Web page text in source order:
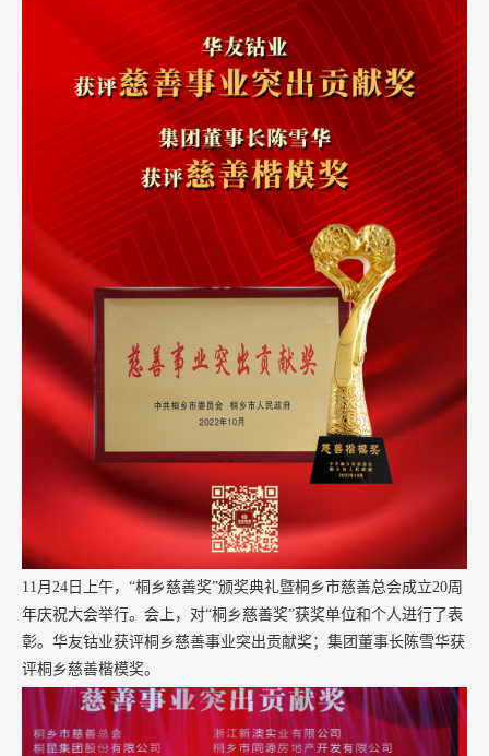
11月24日上午，“桐乡慈善奖”颁奖典礼暨桐乡市慈善总会成立20周
年庆祝大会举行。会上，对“桐乡慈善奖”获奖单位和个人进行了表
彰。华友钴业获评桐乡慈善事业突出贡献奖；集团董事长陈雪华获
评桐乡慈善楷模奖。